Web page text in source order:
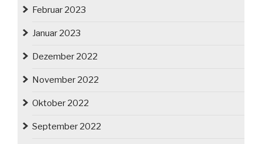
Februar 2023
Januar 2023
Dezember 2022
November 2022
Oktober 2022
September 2022